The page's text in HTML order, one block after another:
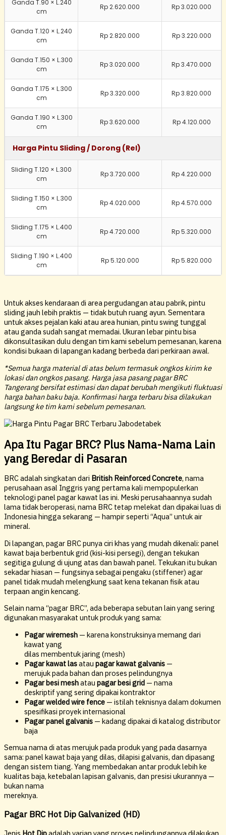
Ganda T.90 × L.240
cm
Rp 2.620.000 Rp 3.020.000
Ganda T.120 × L.240
cm
Rp 2.820.000 Rp 3.220.000
Ganda T.150 × L.300
cm
Rp 3.020.000 Rp 3.470.000
Ganda T.175 × L.300
cm
Rp 3.320.000 Rp 3.820.000
Ganda T.190 × L.300
cm
Rp 3.620.000 Rp 4.120.000
Harga Pintu Sliding / Dorong (Rel)
Sliding T.120 × L.300
cm
Rp 3.720.000 Rp 4.220.000
Sliding T.150 × L.300
cm
Rp 4.020.000 Rp 4.570.000
Sliding T.175 × L.400
cm
Rp 4.720.000 Rp 5.320.000
Sliding T.190 × L.400
cm
Rp 5.120.000 Rp 5.820.000
Untuk akses kendaraan di area pergudangan atau pabrik, pintu
sliding jauh lebih praktis — tidak butuh ruang ayun. Sementara
untuk akses pejalan kaki atau area hunian, pintu swing tunggal
atau ganda sudah sangat memadai. Ukuran lebar pintu bisa
dikonsultasikan dulu dengan tim kami sebelum pemesanan, karena
kondisi bukaan di lapangan kadang berbeda dari perkiraan awal.
*Semua harga material di atas belum termasuk ongkos kirim ke
lokasi dan ongkos pasang. Harga jasa pasang pagar BRC
Tangerang bersifat estimasi dan dapat berubah mengikuti fluktuasi
harga bahan baku baja. Konfirmasi harga terbaru bisa dilakukan
langsung ke tim kami sebelum pemesanan.
Apa Itu Pagar BRC? Plus Nama-Nama Lain
yang Beredar di Pasaran
BRC adalah singkatan dari British Reinforced Concrete, nama
perusahaan asal Inggris yang pertama kali mempopulerkan
teknologi panel pagar kawat las ini. Meski perusahaannya sudah
lama tidak beroperasi, nama BRC tetap melekat dan dipakai luas di
Indonesia hingga sekarang — hampir seperti “Aqua” untuk air
mineral.
Di lapangan, pagar BRC punya ciri khas yang mudah dikenali: panel
kawat baja berbentuk grid (kisi-kisi persegi), dengan tekukan
segitiga gulung di ujung atas dan bawah panel. Tekukan itu bukan
sekadar hiasan — fungsinya sebagai pengaku (stiffener) agar
panel tidak mudah melengkung saat kena tekanan fisik atau
terpaan angin kencang.
Selain nama “pagar BRC”, ada beberapa sebutan lain yang sering
digunakan masyarakat untuk produk yang sama:
Pagar wiremesh — karena konstruksinya memang dari
kawat yang
dilas membentuk jaring (mesh)
Pagar kawat lasatau pagar kawat galvanis —
merujuk pada bahan dan proses pelindungnya
Pagar besi meshatau pagar besi grid — nama
deskriptif yang sering dipakai kontraktor
Pagar welded wire fence — istilah teknisnya dalam dokumen
spesifikasi proyek internasional
Pagar panel galvanis — kadang dipakai di katalog distributor
baja
Semua nama di atas merujuk pada produk yang pada dasarnya
sama: panel kawat baja yang dilas, dilapisi galvanis, dan dipasang
dengan sistem tiang. Yang membedakan antar produk lebih ke
kualitas baja, ketebalan lapisan galvanis, dan presisi ukurannya —
bukan nama
mereknya.
Pagar BRC Hot Dip Galvanized (HD)